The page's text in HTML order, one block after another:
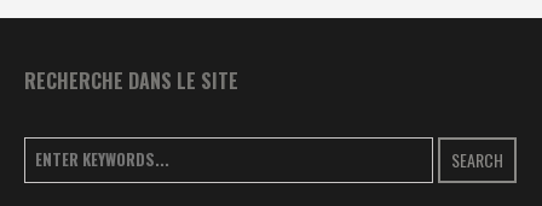
RECHERCHE DANS LE SITE
SEARCH